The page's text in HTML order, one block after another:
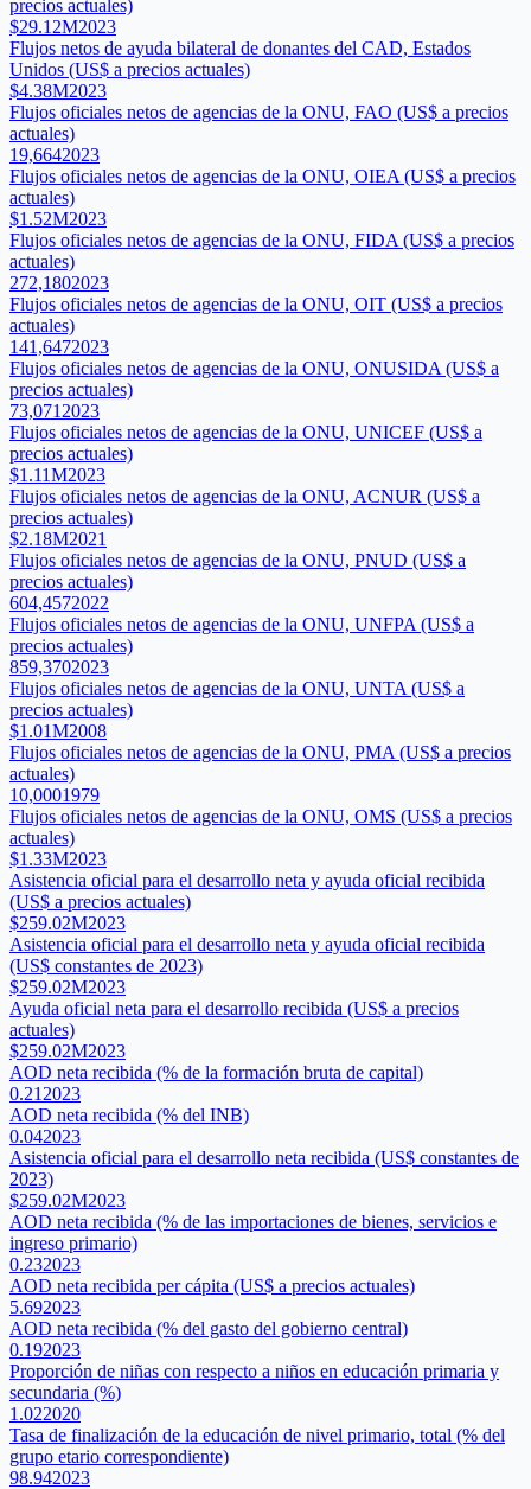
precios actuales)
$29.12M2023
Flujos netos de ayuda bilateral de donantes del CAD, Estados
Unidos (US$ a precios actuales)
$4.38M2023
Flujos oficiales netos de agencias de la ONU, FAO (US$ a precios
actuales)
19,6642023
Flujos oficiales netos de agencias de la ONU, OIEA (US$ a precios
actuales)
$1.52M2023
Flujos oficiales netos de agencias de la ONU, FIDA (US$ a precios
actuales)
272,1802023
Flujos oficiales netos de agencias de la ONU, OIT (US$ a precios
actuales)
141,6472023
Flujos oficiales netos de agencias de la ONU, ONUSIDA (US$ a
precios actuales)
73,071 2023
Flujos oficiales netos de agencias de la ONU, UNICEF (US$ a
precios actuales)
$1.11M2023
Flujos oficiales netos de agencias de la ONU, ACNUR (US$ a
precios actuales)
$2.18M2021
Flujos oficiales netos de agencias de la ONU, PNUD (US$ a
precios actuales)
604,4572022
Flujos oficiales netos de agencias de la ONU, UNFPA (US$ a
precios actuales)
859,3702023
Flujos oficiales netos de agencias de la ONU, UNTA (US$ a
precios actuales)
$1.01M2008
Flujos oficiales netos de agencias de la ONU, PMA (US$ a precios
actuales)
10,0001979
Flujos oficiales netos de agencias de la ONU, OMS (US$ a precios
actuales)
$1.33M2023
Asistencia oficial para el desarrollo neta y ayuda oficial recibida
(US$ a precios actuales)
$259.02M2023
Asistencia oficial para el desarrollo neta y ayuda oficial recibida
(US$ constantes de 2023)
$259.02M2023
Ayuda oficial neta para el desarrollo recibida (US$ a precios
actuales)
$259.02M2023
AOD neta recibida (% de la formación bruta de capital)
0.21 2023
AOD neta recibida (% del INB)
0.042023
Asistencia oficial para el desarrollo neta recibida (US$ constantes de
2023)
$259.02M2023
AOD neta recibida (% de las importaciones de bienes, servicios e
ingreso primario)
0.232023
AOD neta recibida per cápita (US$ a precios actuales)
5.692023
AOD neta recibida (% del gasto del gobierno central)
0.192023
Proporción de niñas con respecto a niños en educación primaria y
secundaria (%)
1.022020
Tasa de finalización de la educación de nivel primario, total (% del
grupo etario correspondiente)
98.942023